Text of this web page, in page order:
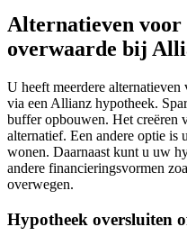
Alternatieven voor
overwaarde bij
U heeft meerdere
via een Allianz hypotheek.
buffer opbouwen. Het creëren
alternatief. Een andere optie
wonen. Daarnaast kunt u uw
andere financieringsvormen
overwegen.
Hypotheek oversluiten